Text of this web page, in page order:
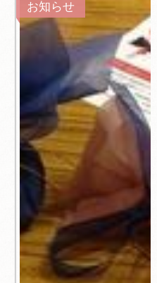
お知らせ